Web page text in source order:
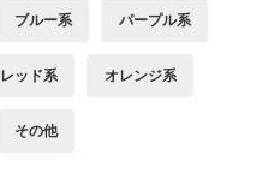
ブルー系 パープル系
レッド系 オレンジ系
その他